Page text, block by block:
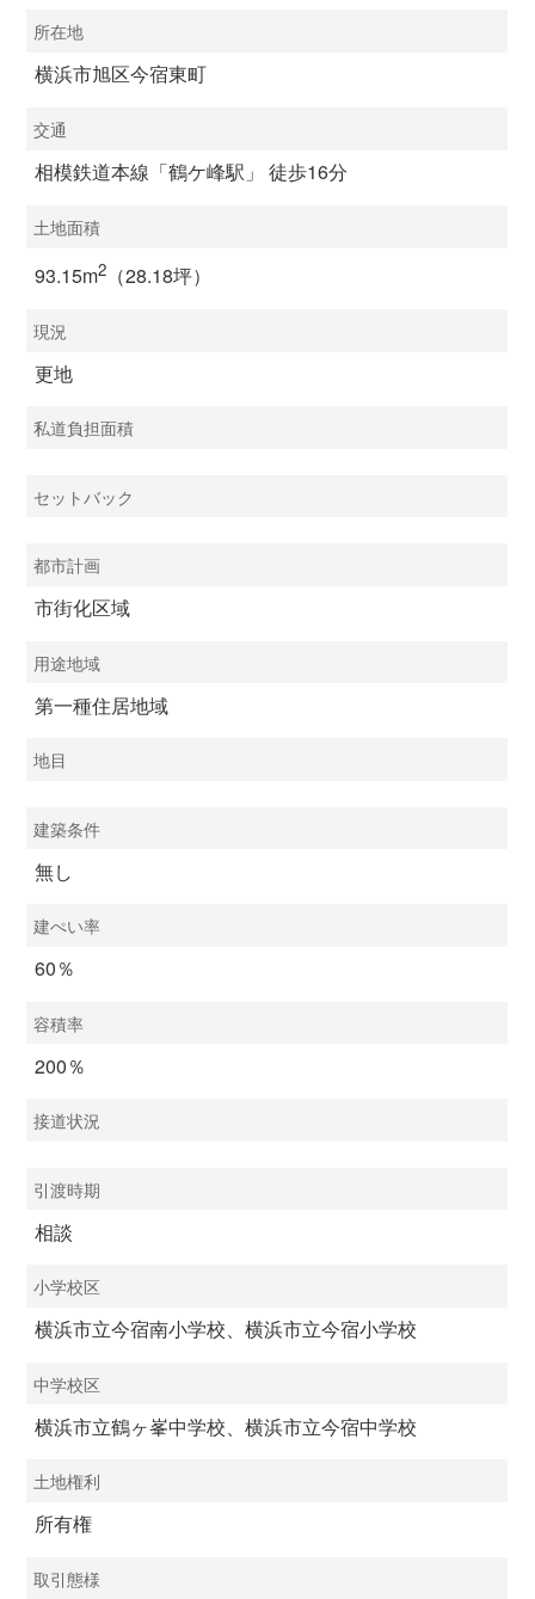
所在地
横浜市旭区今宿東町
交通
相模鉄道本線「鶴ケ峰駅」 徒歩16分
土地面積
93.15m2（28.18坪）
現況
更地
私道負担面積
セットバック
都市計画
市街化区域
用途地域
第一種住居地域
地目
建築条件
無し
建ぺい率
60％
容積率
200％
接道状況
引渡時期
相談
小学校区
横浜市立今宿南小学校、横浜市立今宿小学校
中学校区
横浜市立鶴ヶ峯中学校、横浜市立今宿中学校
土地権利
所有権
取引態様